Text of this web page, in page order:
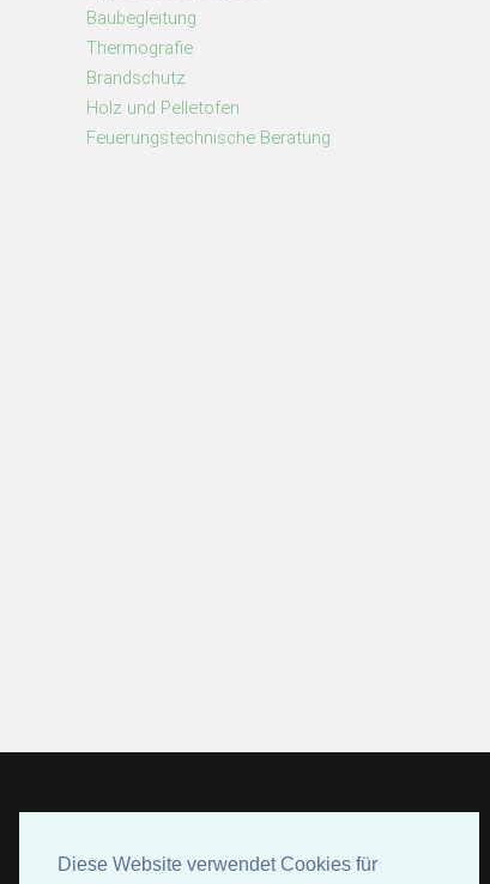
Diese Website verwendet Cookies für
Diese Website verwendet Cookies für
Baubegleitung
Thermografie
Brandschutz
Holz und Pelletofen
Feuerungstechnische Beratung